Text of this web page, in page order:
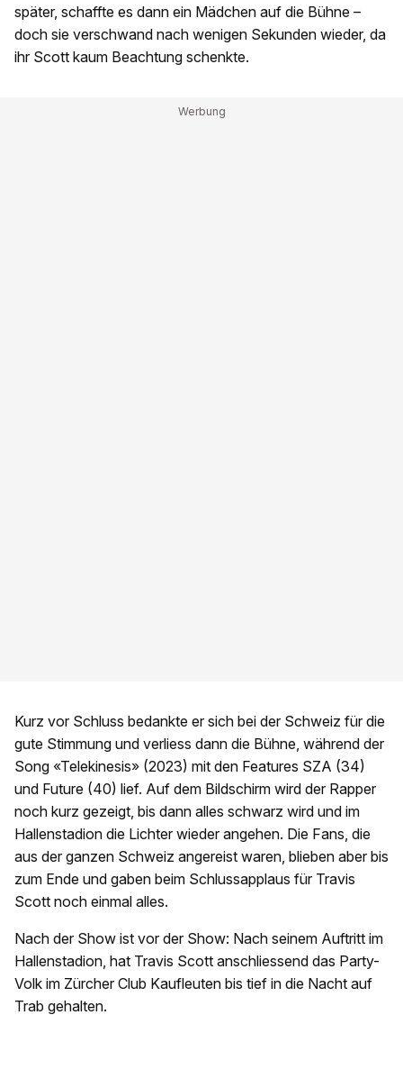
später, schaffte es dann ein Mädchen auf die Bühne –
doch sie verschwand nach wenigen Sekunden wieder, da
ihr Scott kaum Beachtung schenkte.
Kurz vor Schluss bedankte er sich bei der Schweiz für die
gute Stimmung und verliess dann die Bühne, während der
Song «Telekinesis» (2023) mit den Features SZA (34)
und Future (40) lief. Auf dem Bildschirm wird der Rapper
noch kurz gezeigt, bis dann alles schwarz wird und im
Hallenstadion die Lichter wieder angehen. Die Fans, die
aus der ganzen Schweiz angereist waren, blieben aber bis
zum Ende und gaben beim Schlussapplaus für Travis
Scott noch einmal alles.
Nach der Show ist vor der Show: Nach seinem Auftritt im
Hallenstadion, hat Travis Scott anschliessend das Party-
Volk im Zürcher Club Kaufleuten bis tief in die Nacht auf
Trab gehalten.